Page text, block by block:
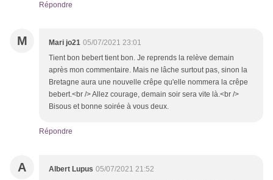
Répondre
M Mari jo21 05/07/2021 23:01
Tient bon bebert tient bon. Je reprends la relève demain
après mon commentaire. Mais ne lâche surtout pas, sinon la
Bretagne aura une nouvelle crêpe qu'elle nommera la crêpe
bebert.<br /> Allez courage, demain soir sera vite là.<br />
Bisous et bonne soirée à vous deux.
Répondre
A Albert Lupus 05/07/2021 21:52